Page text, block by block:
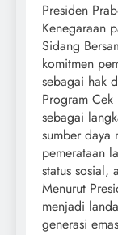
Presiden
Kenegaraan
Sidang
komitmen
sebagai hak
Program Cek
sebagai
sumber daya
pemerataan
status sosial,
Menurut
menjadi
generasi